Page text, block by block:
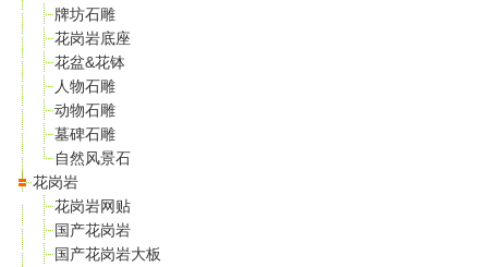
牌坊石雕
花岗岩底座
花盆&花钵
人物石雕
动物石雕
墓碑石雕
自然风景石
花岗岩
花岗岩网贴
国产花岗岩
国产花岗岩大板